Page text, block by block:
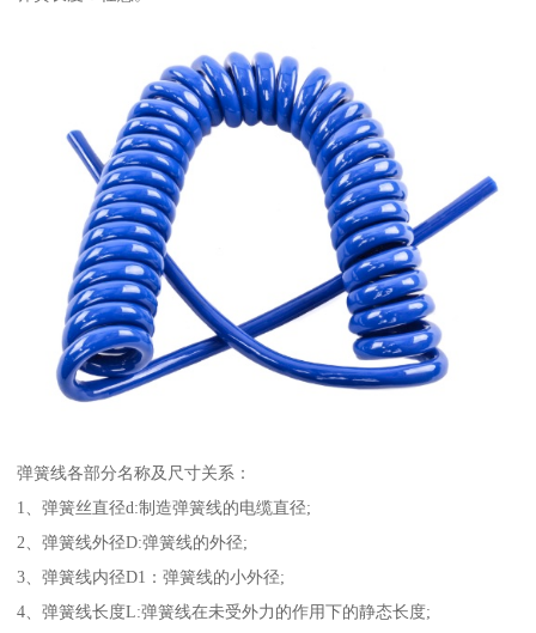
弹簧线各部分名称及尺寸关系：
1、弹簧丝直径d:制造弹簧线的电缆直径;
2、弹簧线外径D:弹簧线的外径;
3、弹簧线内径D1：弹簧线的小外径;
4、弹簧线长度L:弹簧线在未受外力的作用下的静态长度;